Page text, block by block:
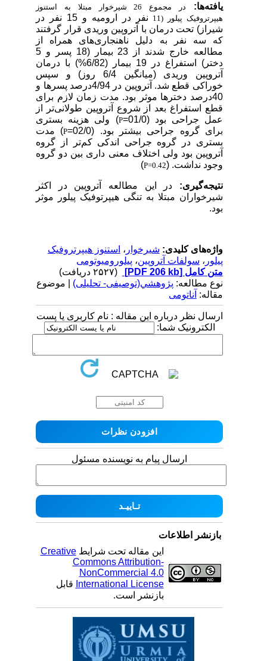
یافته‌ها:
در مجموع 26 شیرخوار مبتلا به استنوز
هیپرتروفیک پیلور (11
نفر در ارومیه و 15 نفر در
شیراز) تحت درمان با آتروپین وریدی قرار گرفتند
که سه نفر به دلیل ناهنجاری‌های همراه از
مطالعه خارج شدند از 23 بیمار (18 پسر و 5
دختر) استفراغ در 19 بیمار (6/82%) با درمان
آتروپین وریدی (میانگین 6/4 روز) و سپس
خوراکی قطع شد. آتروپین در 4/94درصد پسرها و
40درصد دخترها موثر بود. مدت زمان لازم برای
قطع استفراغ بعد از شروع آتروپین طولانی‌تر از
عمل جراحی بود (01/0=
P) ولی هزینه بستری
برای گروه جراحی بیشتر بود. (02/0=
P) مدت
بستری در گروه جراحی اندکی کم‌تر از گروه
آتروپین بود ولی اختلاف معنی داری بین دو گروه
وجود نداشت. (P=0.42
)
نتیجه‌گیری: در این مطالعه آتروپین در اکثر
شیرخواران مبتلا به تنگی هیپرتوفیک پیلور موثر
بود.
واژه‌های کلیدی:شیرخوار ، استنوز هیپرتروفیک
پیلور، سولفات آتروپین،پیلورومیوتومی
متن کامل[PDF 206 kb]
نوع مطالعه:پژوهشي(توصیفی- تحلیلی) | موضوع
مقاله:آناتومی
ارسال نظر درباره این مقاله : نام کاربری یا پست
الکترونیک شما:
ارسال پیام به نویسنده مسئول
بازنشر اطلاعات
این مقاله تحت شرایطCreative
Commons Attribution-
NonCommercial 4.0
International Licenseقابل
بازنشر است.